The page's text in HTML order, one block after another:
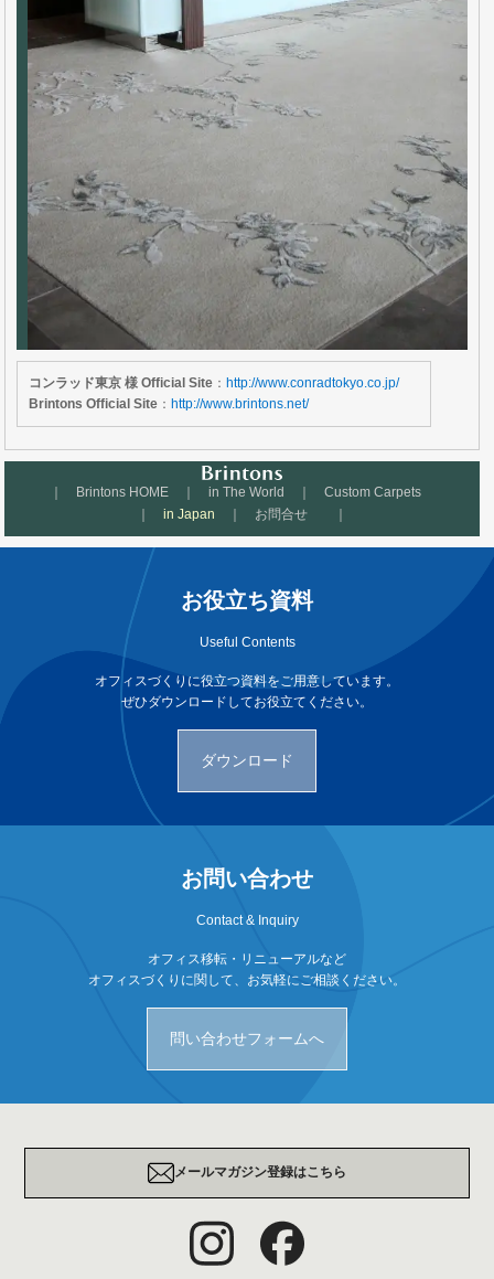
コンラッド東京 様 Official Site ：http://www.conradtokyo.co.jp/
Brintons Official Site ：http://www.brintons.net/
｜ Brintons HOME ｜in The World ｜Custom Carpets
｜in Japan ｜ お問合せ ｜
お役立ち資料
Useful Contents
オフィスづくりに役立つ資料をご用意しています。
ぜひダウンロードしてお役立てください。
ダウンロード
お問い合わせ
Contact & Inquiry
オフィス移転・リニューアルなど
オフィスづくりに関して、お気軽にご相談ください。
問い合わせフォームへ
メールマガジン登録はこちら